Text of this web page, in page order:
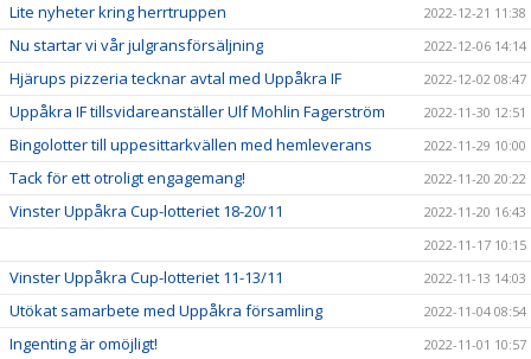
Lite nyheter kring herrtruppen 2022-12-21 11:38
Nu startar vi vår julgransförsäljning 2022-12-06 14:14
Hjärups pizzeria tecknar avtal med Uppåkra IF 2022-12-02 08:47
Uppåkra IF tillsvidareanställer Ulf Mohlin Fagerström 2022-11-30 12:51
Bingolotter till uppesittarkvällen med hemleverans 2022-11-29 10:00
Tack för ett otroligt engagemang! 2022-11-20 20:22
Vinster Uppåkra Cup-lotteriet 18-20/11
2022-11-20 16:43
2022-11-17 10:15
Vinster Uppåkra Cup-lotteriet 11-13/11 2022-11-13 14:03
Utökat samarbete med Uppåkra församling 2022-11-04 08:54
Ingenting är omöjligt! 2022-11-01 10:57